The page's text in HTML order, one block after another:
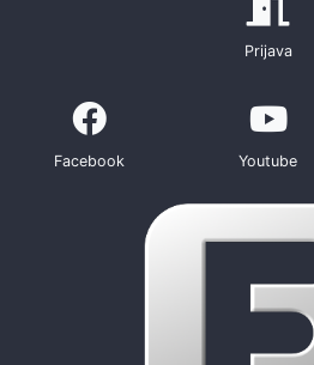
Prijava
Facebook Youtube